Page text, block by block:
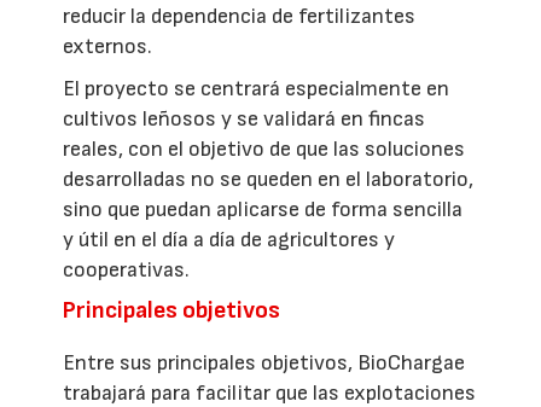
reducir la dependencia de fertilizantes
externos.
El proyecto se centrará especialmente en
cultivos leñosos y se validará en fincas
reales, con el objetivo de que las soluciones
desarrolladas no se queden en el laboratorio,
sino que puedan aplicarse de forma sencilla
y útil en el día a día de agricultores y
cooperativas.
Principales objetivos
Entre sus principales objetivos, BioChargae
trabajará para facilitar que las explotaciones